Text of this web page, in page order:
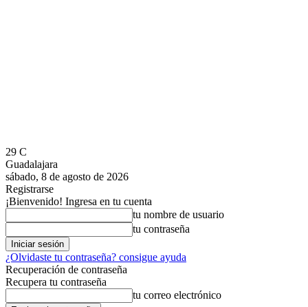
29 C
Guadalajara
sábado, 8 de agosto de 2026
Registrarse
¡Bienvenido! Ingresa en tu cuenta
tu nombre de usuario
tu contraseña
¿Olvidaste tu contraseña? consigue ayuda
Recuperación de contraseña
Recupera tu contraseña
tu correo electrónico